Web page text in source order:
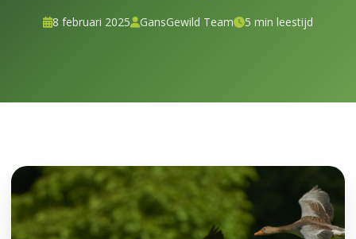
8 februari 2025 GansGewild Team 5 min leestijd